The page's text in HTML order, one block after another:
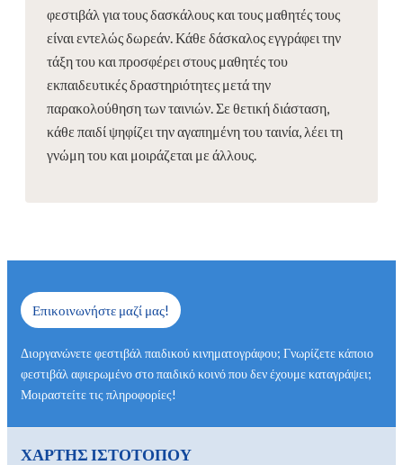
φεστιβάλ για τους δασκάλους και τους μαθητές τους
είναι εντελώς δωρεάν. Κάθε δάσκαλος εγγράφει την
τάξη του και προσφέρει στους μαθητές του
εκπαιδευτικές δραστηριότητες μετά την
παρακολούθηση των ταινιών. Σε θετική διάσταση,
κάθε παιδί ψηφίζει την αγαπημένη του ταινία, λέει τη
γνώμη του και μοιράζεται με άλλους.
Επικοινωνήστε μαζί μας!
Διοργανώνετε φεστιβάλ παιδικού κινηματογράφου; Γνωρίζετε κάποιο
φεστιβάλ αφιερωμένο στο παιδικό κοινό που δεν έχουμε καταγράψει;
Μοιραστείτε τις πληροφορίες!
ΧΑΡΤΗΣ ΙΣΤΟΤΟΠΟΥ